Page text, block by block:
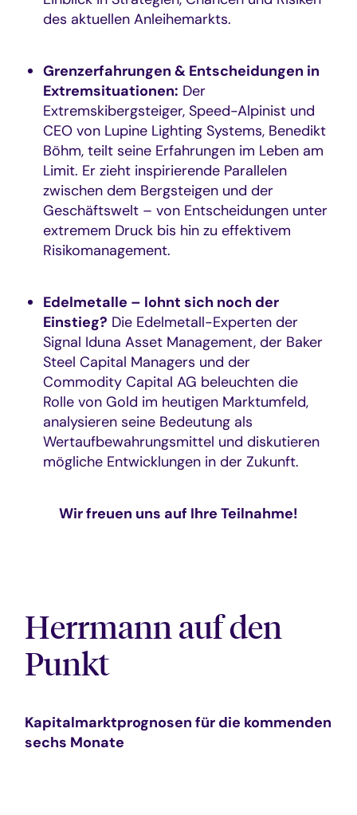
des aktuellen Anleihemarkts.
Grenzerfahrungen & Entscheidungen in
Extremsituationen: Der
Extremskibergsteiger, Speed-Alpinist und
CEO von Lupine Lighting Systems, Benedikt
Böhm, teilt seine Erfahrungen im Leben am
Limit. Er zieht inspirierende Parallelen
zwischen dem Bergsteigen und der
Geschäftswelt – von Entscheidungen unter
extremem Druck bis hin zu effektivem
Risikomanagement.
Edelmetalle – lohnt sich noch der
Einstieg? Die Edelmetall-Experten der
Signal Iduna Asset Management, der Baker
Steel Capital Managers und der
Commodity Capital AG beleuchten die
Rolle von Gold im heutigen Marktumfeld,
analysieren seine Bedeutung als
Wertaufbewahrungsmittel und diskutieren
mögliche Entwicklungen in der Zukunft.
Wir freuen uns auf Ihre Teilnahme!
Herrmann auf den
Punkt
Kapitalmarktprognosen für die kommenden
sechs Monate